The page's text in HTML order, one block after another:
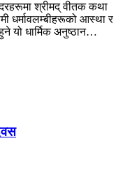
श्रीमद् वीतक कथा
धर्मावलम्बीहरूको आस्था र
यो धार्मिक अनुष्ठान…